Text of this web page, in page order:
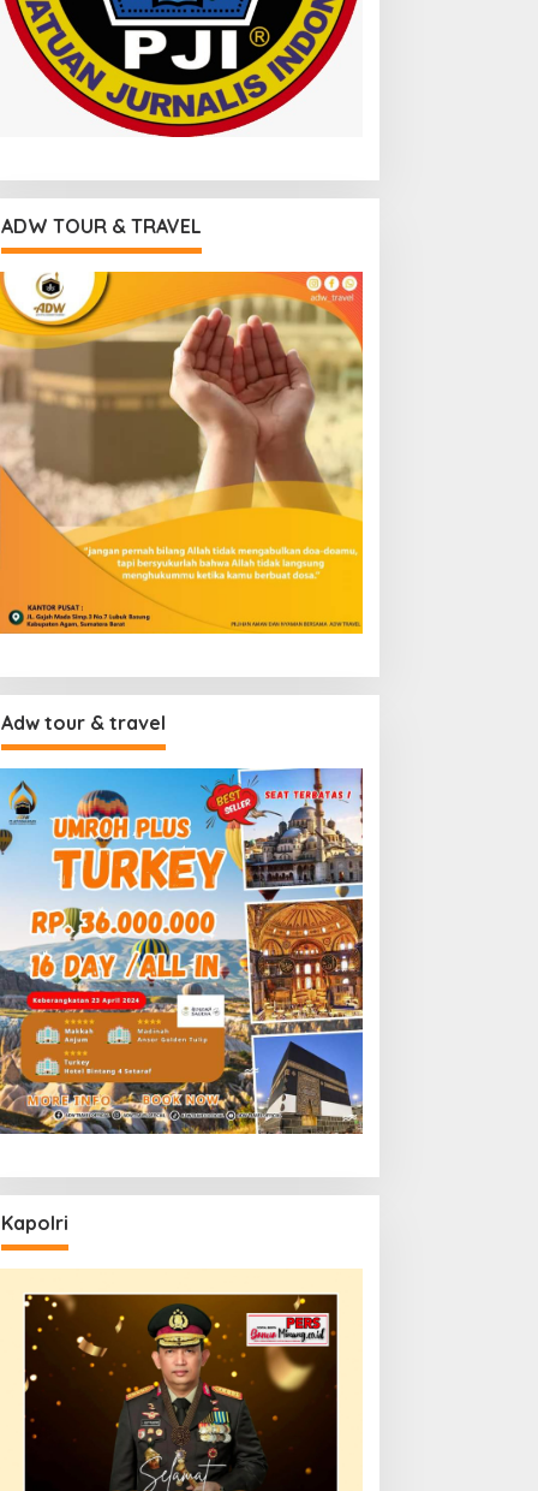
ADW TOUR & TRAVEL
Adw tour & travel
Kapolri